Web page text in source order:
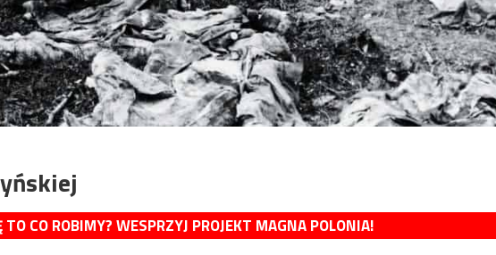
TO CO ROBIMY? WESPRZYJ PROJEKT MAGNA POLONIA!